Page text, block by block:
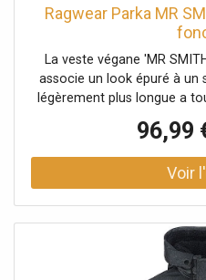
Ragwear Parka MR
La veste végane 'MR
associe un look épuré à un
légèrement plus longue a
poches à rabat
fermeture éclair, une poche
de label typiques de
protégée par une patte
manches. Veste végane
pour l'automne Capuche
de serrage Matière
96,99